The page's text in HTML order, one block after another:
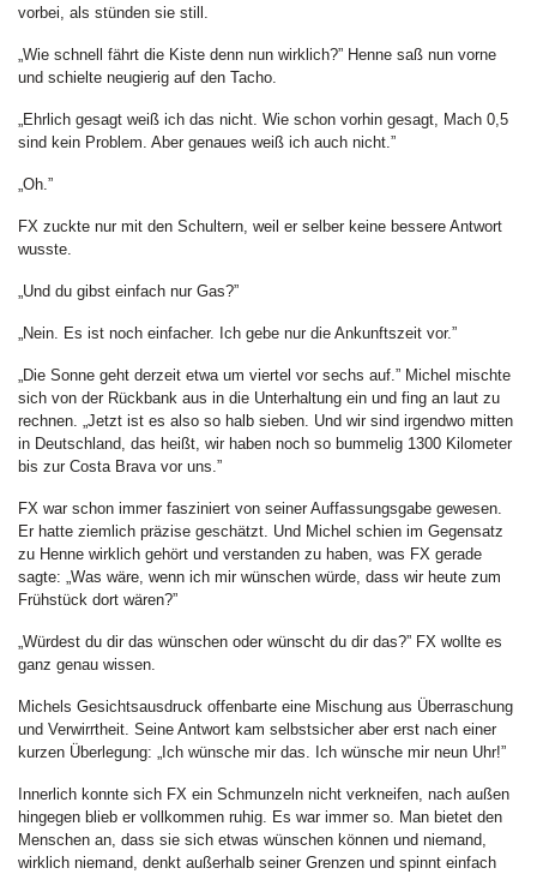
vorbei, als stünden sie still.
„Wie schnell fährt die Kiste denn nun wirklich?” Henne saß nun vorne
und schielte neugierig auf den Tacho.
„Ehrlich gesagt weiß ich das nicht. Wie schon vorhin gesagt, Mach 0,5
sind kein Problem. Aber genaues weiß ich auch nicht.”
„Oh.”
FX zuckte nur mit den Schultern, weil er selber keine bessere Antwort
wusste.
„Und du gibst einfach nur Gas?”
„Nein. Es ist noch einfacher. Ich gebe nur die Ankunftszeit vor.”
„Die Sonne geht derzeit etwa um viertel vor sechs auf.” Michel mischte
sich von der Rückbank aus in die Unterhaltung ein und fing an laut zu
rechnen. „Jetzt ist es also so halb sieben. Und wir sind irgendwo mitten
in Deutschland, das heißt, wir haben noch so bummelig 1300 Kilometer
bis zur Costa Brava vor uns.”
FX war schon immer fasziniert von seiner Auffassungsgabe gewesen.
Er hatte ziemlich präzise geschätzt. Und Michel schien im Gegensatz
zu Henne wirklich gehört und verstanden zu haben, was FX gerade
sagte: „Was wäre, wenn ich mir wünschen würde, dass wir heute zum
Frühstück dort wären?”
„Würdest du dir das wünschen oder wünscht du dir das?” FX wollte es
ganz genau wissen.
Michels Gesichtsausdruck offenbarte eine Mischung aus Überraschung
und Verwirrtheit. Seine Antwort kam selbstsicher aber erst nach einer
kurzen Überlegung: „Ich wünsche mir das. Ich wünsche mir neun Uhr!”
Innerlich konnte sich FX ein Schmunzeln nicht verkneifen, nach außen
hingegen blieb er vollkommen ruhig. Es war immer so. Man bietet den
Menschen an, dass sie sich etwas wünschen können und niemand,
wirklich niemand, denkt außerhalb seiner Grenzen und spinnt einfach